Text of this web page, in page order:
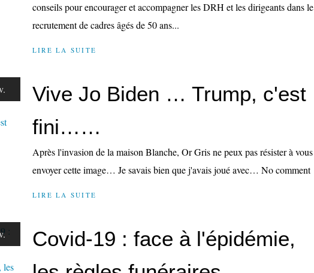
conseils pour encourager et accompagner les DRH et les dirigeants dans le
recrutement de cadres âgés de 50 ans...
LIRE LA SUITE
Vive Jo Biden … Trump, c'est
fini……
Après l'invasion de la maison Blanche, Or Gris ne peux pas résister à vous
envoyer cette image… Je savais bien que j'avais joué avec… No comment
LIRE LA SUITE
Covid-19 : face à l'épidémie,